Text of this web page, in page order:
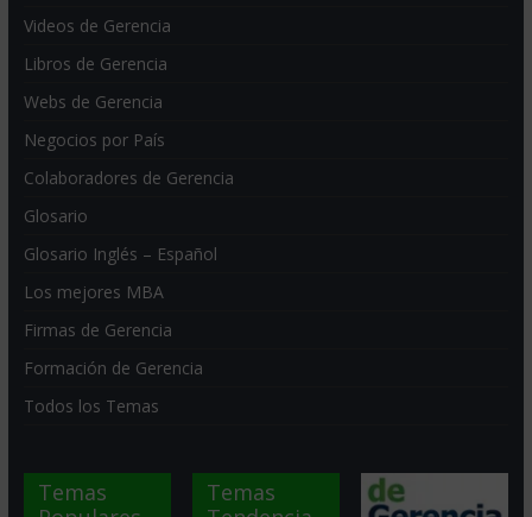
Videos de Gerencia
Libros de Gerencia
Webs de Gerencia
Negocios por País
Colaboradores de Gerencia
Glosario
Glosario Inglés – Español
Los mejores MBA
Firmas de Gerencia
Formación de Gerencia
Todos los Temas
Temas
Temas